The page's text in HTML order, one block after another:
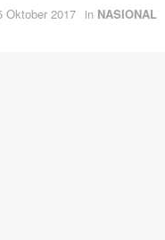
Oktober 2017 in NASIONAL